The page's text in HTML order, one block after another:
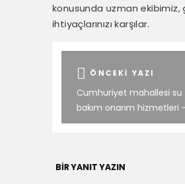
konusunda uzman
ihtiyaçlarınızı karşılar.
ÖNCEKI YAZI
Cumhuriyet mahallesi su
bakım onarım hizmetleri
BIR YANIT YAZIN